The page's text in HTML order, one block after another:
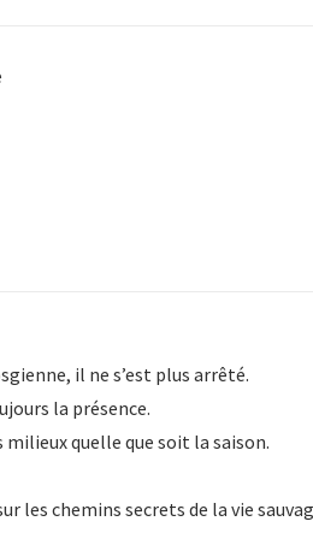
il ne s’est plus arrêté.
la présence.
quelle que soit la saison.
les chemins secrets de la vie